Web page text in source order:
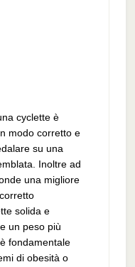
cyclette è
modo corretto e
su una
Inoltre ad
una migliore
solida e
un peso più
fondamentale
di obesità o